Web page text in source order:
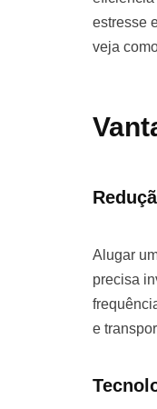
estresse
veja
Alugar
precisa
e